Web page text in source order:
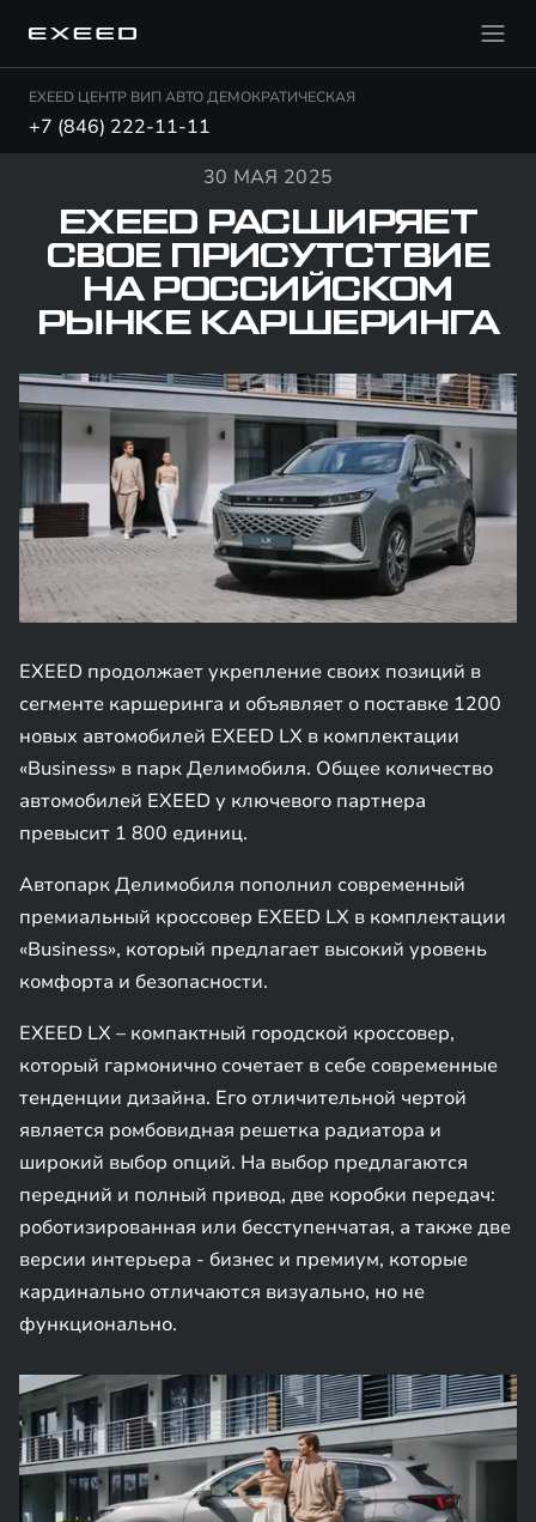
EXEED ЦЕНТР ВИП АВТО ДЕМОКРАТИЧЕСКАЯ
+7 (846) 222-11-11
30 МАЯ 2025
EXEED РАСШИРЯЕТ
СВОЕ ПРИСУТСТВИЕ
НА РОССИЙСКОМ
РЫНКЕ КАРШЕРИНГА
EXEED продолжает укрепление своих позиций в
сегменте каршеринга и объявляет о поставке 1200
новых автомобилей EXEED LX в комплектации
«Business» в парк Делимобиля. Общее количество
автомобилей EXEED у ключевого партнера
превысит 1 800 единиц.
Автопарк Делимобиля пополнил современный
премиальный кроссовер EXEED LX в комплектации
«Business», который предлагает высокий уровень
комфорта и безопасности.
EXEED LX – компактный городской кроссовер,
который гармонично сочетает в себе современные
тенденции дизайна. Его отличительной чертой
является ромбовидная решетка радиатора и
широкий выбор опций. На выбор предлагаются
передний и полный привод, две коробки передач:
роботизированная или бесступенчатая, а также две
версии интерьера - бизнес и премиум, которые
кардинально отличаются визуально, но не
функционально.